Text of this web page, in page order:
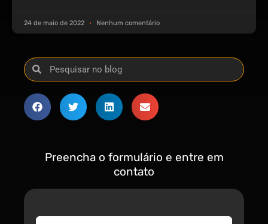
24 de maio de 2022 Nenhum comentário
Preencha o formulário e entre em
contato